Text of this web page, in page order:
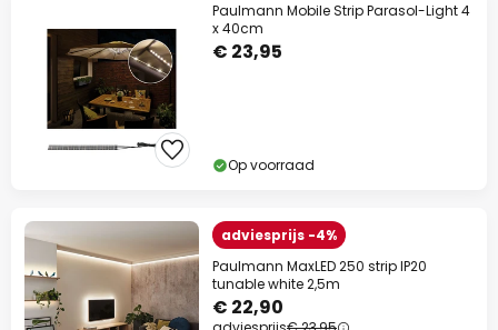
Paulmann Mobile Strip Parasol-Light 4
x 40cm
€ 23,95
Op voorraad
adviesprijs -4%
Paulmann MaxLED 250 strip IP20
tunable white 2,5m
€ 22,90